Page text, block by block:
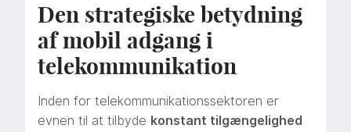
Den strategiske betydning
af mobil adgang i
telekommunikation
Inden for telekommunikationssektoren er
evnen til at tilbyde konstant tilgængelighed